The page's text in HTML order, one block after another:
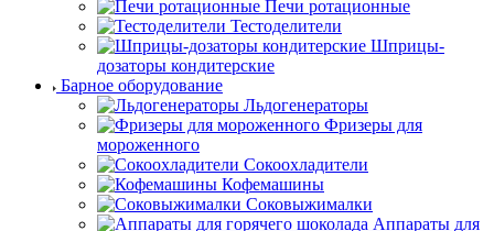
Печи ротационные
Тестоделители
Шприцы-
дозаторы кондитерские
Барное оборудование
Льдогенераторы
Фризеры для
мороженного
Сокоохладители
Кофемашины
Соковыжималки
Аппараты для